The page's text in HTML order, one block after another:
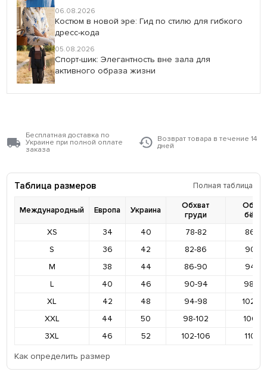
06.08.2026
Костюм в новой эре: Гид по стилю для гибкого
дресс-кода
05.08.2026
Спорт-шик: Элегантность вне зала для
активного образа жизни
Бесплатная доставка по
Украине при полной оплате
заказа
Возврат товара в течение 14
дней
Таблица размеров Полная таблица
Международный Европа Украина
Обхват
груди
XS
34 40 78-82
86-
S
36 42 82-86
90-
M
38 44 86-90
94-
L
40 46 90-94
98-
XL
42 48 94-98
102-
XXL
44 50 98-102
106-
3XL
46 52 102-106
110-
Как определить размер